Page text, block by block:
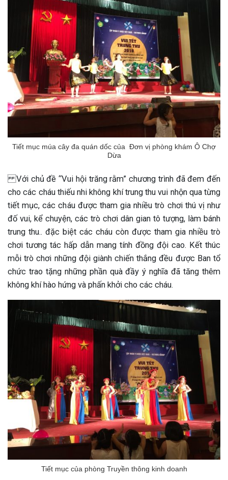
Sau Sinh Có Tự Khỏi
Thông Tin Cần Biết
sau sinh là tình trạng viêm da
phổ biến, khiến đôi bàn tay,
của chị em trở nên khô...
Tiết mục múa cây đa quán dốc của Đơn vị phòng khám Ô Chợ
Dừa
Với chủ đề “Vui hội trăng rằm” chương trình đã đem đến
cho các cháu thiếu nhi không khí trung thu vui nhộn qua từng
tiết mục, các cháu được tham gia nhiều trò chơi thú vị như
đố vui, kể chuyện, các trò chơi dân gian tô tượng, làm bánh
trung thu.. đặc biệt các cháu còn được tham gia nhiều trò
chơi tương tác hấp dẫn mang tính đồng đội cao. Kết thúc
mỗi trò chơi những đội giành chiến thắng đều được Ban tổ
chức trao tặng những phần quà đầy ý nghĩa đã tăng thêm
không khí hào hứng và phấn khởi cho các cháu.
Tiết mục của phòng Truyền thông kinh doanh